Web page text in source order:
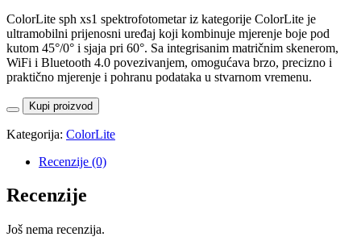
ColorLite sph xs1 spektrofotometar iz kategorije ColorLite je
ultramobilni prijenosni uređaj koji kombinuje mjerenje boje pod
kutom 45°/0° i sjaja pri 60°. Sa integrisanim matričnim skenerom,
WiFi i Bluetooth 4.0 povezivanjem, omogućava brzo, precizno i
praktično mjerenje i pohranu podataka u stvarnom vremenu.
Kupi proizvod
Kategorija: ColorLite
Recenzije (0)
Recenzije
Još nema recenzija.